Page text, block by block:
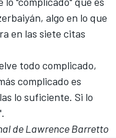
algo en lo que
en las siete citas
todo complicado,
complicado es
lo suficiente. Si lo
de Lawrence Barretto